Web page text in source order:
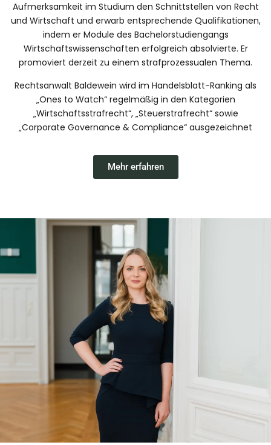
Aufmerksamkeit im Studium den Schnittstellen von Recht
und Wirtschaft und erwarb entsprechende Qualifikationen,
indem er Module des Bachelorstudiengangs
Wirtschaftswissenschaften erfolgreich absolvierte. Er
promoviert derzeit zu einem strafprozessualen Thema.
Rechtsanwalt Baldewein wird im Handelsblatt-Ranking als
„Ones to Watch“ regelmäßig in den Kategorien
„Wirtschaftsstrafrecht“, „Steuerstrafrecht“ sowie
„Corporate Governance & Compliance“ ausgezeichnet
Mehr erfahren